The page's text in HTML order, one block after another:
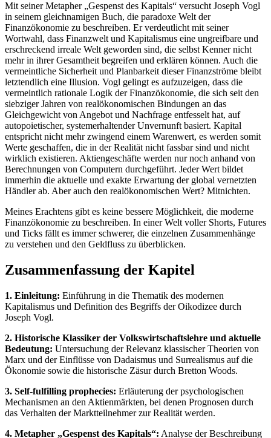
Mit seiner Metapher „Gespenst des Kapitals“ versucht Joseph Vogl
in seinem gleichnamigen Buch, die paradoxe Welt der
Finanzökonomie zu beschreiben. Er verdeutlicht mit seiner
Wortwahl, dass Finanzwelt und Kapitalismus eine ungreifbare und
erschreckend irreale Welt geworden sind, die selbst Kenner nicht
mehr in ihrer Gesamtheit begreifen und erklären können. Auch die
vermeintliche Sicherheit und Planbarkeit dieser Finanzströme bleibt
letztendlich eine Illusion. Vogl gelingt es aufzuzeigen, dass die
vermeintlich rationale Logik der Finanzökonomie, die sich seit den
siebziger Jahren von realökonomischen Bindungen an das
Gleichgewicht von Angebot und Nachfrage entfesselt hat, auf
autopoietischer, systemerhaltender Unvernunft basiert. Kapital
entspricht nicht mehr zwingend einem Warenwert, es werden somit
Werte geschaffen, die in der Realität nicht fassbar sind und nicht
wirklich existieren. Aktiengeschäfte werden nur noch anhand von
Berechnungen von Computern durchgeführt. Jeder Wert bildet
immerhin die aktuelle und exakte Erwartung der global vernetzten
Händler ab. Aber auch den realökonomischen Wert? Mitnichten.
Meines Erachtens gibt es keine bessere Möglichkeit, die moderne
Finanzökonomie zu beschreiben. In einer Welt voller Shorts, Futures
und Ticks fällt es immer schwerer, die einzelnen Zusammenhänge
zu verstehen und den Geldfluss zu überblicken.
Zusammenfassung der Kapitel
1. Einleitung: Einführung in die Thematik des modernen
Kapitalismus und Definition des Begriffs der Oikodizee durch
Joseph Vogl.
2. Historische Klassiker der Volkswirtschaftslehre und aktuelle
Bedeutung: Untersuchung der Relevanz klassischer Theorien von
Marx und der Einflüsse von Dadaismus und Surrealismus auf die
Ökonomie sowie die historische Zäsur durch Bretton Woods.
3. Self-fulfilling prophecies: Erläuterung der psychologischen
Mechanismen an den Aktienmärkten, bei denen Prognosen durch
das Verhalten der Marktteilnehmer zur Realität werden.
4. Metapher „Gespenst des Kapitals“: Analyse der Beschreibung